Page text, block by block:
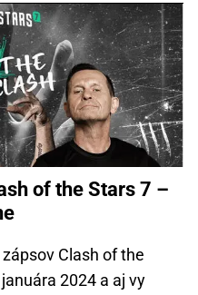
of the Stars 7 –
Clash of the
2024 a aj vy